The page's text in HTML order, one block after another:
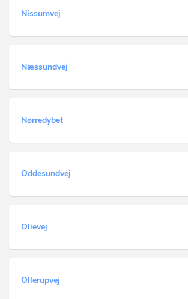
Nissumvej
Næssundvej
Nørredybet
Oddesundvej
Olievej
Ollerupvej